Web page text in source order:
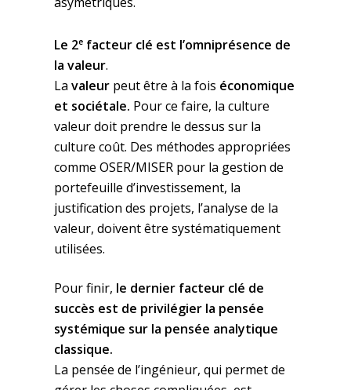
Le 2efacteur clé est l’omniprésence de
la valeur.
La valeur peut être à la fois économique
et sociétale. Pour ce faire, la culture
valeur doit prendre le dessus sur la
culture coût. Des méthodes appropriées
comme OSER/MISER pour la gestion de
portefeuille d’investissement, la
justification des projets, l’analyse de la
valeur, doivent être systématiquement
utilisées.
Pour finir, le dernier facteur clé de
succès est de privilégier la pensée
systémique sur la pensée analytique
classique.
La pensée de l’ingénieur, qui permet de